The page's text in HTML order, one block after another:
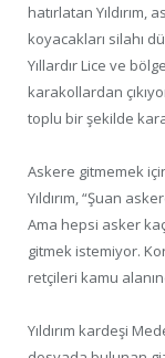
hatırlatan
koyacakları silahı
Yıllardır Lice ve
karakollardan
toplu bir şekilde
Askere gitmemek
Yıldırım, “Şuan
Ama hepsi asker
gitmek istemiyor.
retçileri kamu
Yıldırım kardeşi